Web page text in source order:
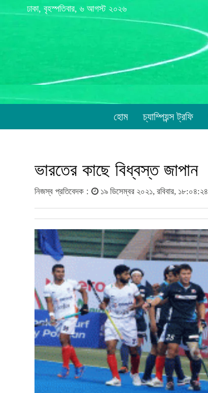
ঢাকা, বৃহস্পতিবার, ৬ আগস্ট ২০২৬
হোম চ্যাম্পিয়ন্স ট্রফি
ভারতের কাছে বিধ্বস্ত জাপান
নিজস্ব প্রতিবেদক : ১৯ ডিসেম্বর ২০২১, রবিবার, ১৮:০৪:২৪